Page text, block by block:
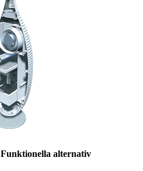
Funktionella alternativ